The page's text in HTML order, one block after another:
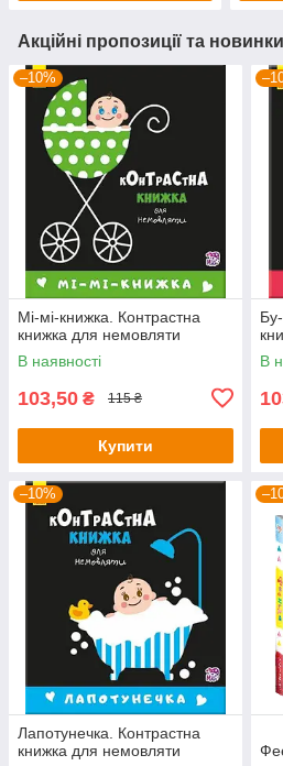
Акційні пропозиції та новинки
–10%
Мі-мі-книжка. Контрастна
книжка для немовляти
В наявності
103,50 ₴ 115 ₴
Купити
В
–10%
Лапотунечка. Контрастна
книжка для немовляти